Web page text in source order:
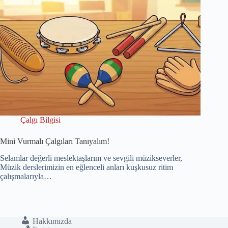
Çalgı Bilgisi
Mini Vurmalı Çalgıları Tanıyalım!
Selamlar değerli meslektaşlarım ve sevgili müzikseverler,
Müzik derslerimizin en eğlenceli anları kuşkusuz ritim
çalışmalarıyla…
Hakkımızda